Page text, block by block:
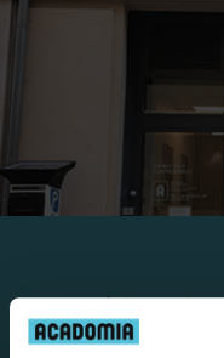
Travailler
présente de